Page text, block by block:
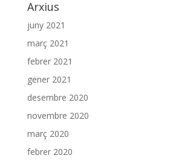
Arxius
juny 2021
març 2021
febrer 2021
gener 2021
desembre 2020
novembre 2020
març 2020
febrer 2020